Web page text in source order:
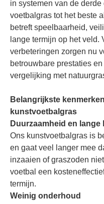
in systemen van de
voetbalgras tot het beste
betreft speelbaarheid,
lange termijn op het
verbeteringen zorgen nu
betrouwbare prestaties
vergelijking met
Belangrijkste
kunstvoetbalgras
Duurzaamheid en
Ons kunstvoetbalgras is
en gaat veel langer mee
inzaaien of graszoden
voetbal een
termijn.
Weinig onderhoud